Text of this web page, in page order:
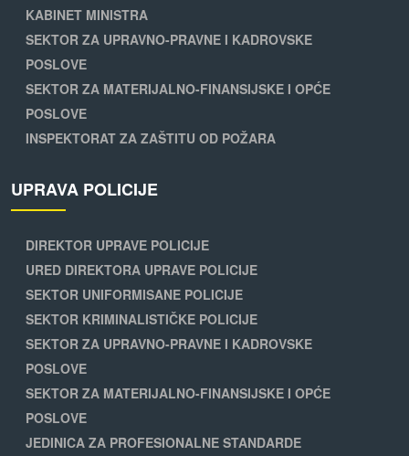
KABINET MINISTRA
SEKTOR ZA UPRAVNO-PRAVNE I KADROVSKE
POSLOVE
SEKTOR ZA MATERIJALNO-FINANSIJSKE I OPĆE
POSLOVE
INSPEKTORAT ZA ZAŠTITU OD POŽARA
UPRAVA POLICIJE
DIREKTOR UPRAVE POLICIJE
URED DIREKTORA UPRAVE POLICIJE
SEKTOR UNIFORMISANE POLICIJE
SEKTOR KRIMINALISTIČKE POLICIJE
SEKTOR ZA UPRAVNO-PRAVNE I KADROVSKE
POSLOVE
SEKTOR ZA MATERIJALNO-FINANSIJSKE I OPĆE
POSLOVE
JEDINICA ZA PROFESIONALNE STANDARDE